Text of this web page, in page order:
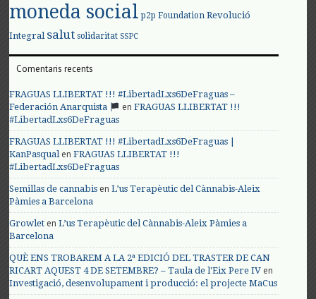
moneda social p2p Foundation Revolució
Integral salut solidaritat SSPC
Comentaris recents
FRAGUAS LLIBERTAT !!! #LibertadLxs6DeFraguas –
Federación Anarquista
enFRAGUAS LLIBERTAT !!!
#LibertadLxs6DeFraguas
FRAGUAS LLIBERTAT !!! #LibertadLxs6DeFraguas |
KanPasqualenFRAGUAS LLIBERTAT !!!
#LibertadLxs6DeFraguas
Semillas de cannabis enL’us Terapèutic del Cànnabis-Aleix
Pàmies a Barcelona
Growlet enL’us Terapèutic del Cànnabis-Aleix Pàmies a
Barcelona
QUÈ ENS TROBAREM A LA 2ª EDICIÓ DEL TRASTER DE CAN
RICART AQUEST 4 DE SETEMBRE? – Taula de l'Eix Pere IV en
Investigació, desenvolupament i producció: el projecte MaCus